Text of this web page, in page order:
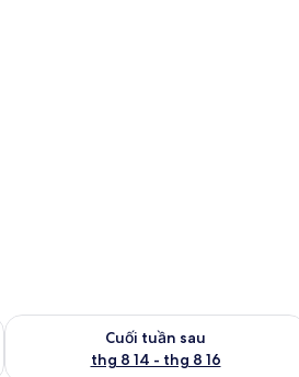
thg 8 7 - thg 8 9
Cuối tuần sau
thg 8 14 - thg 8 16
Kiểm tra lượng phòng cuối tuần tới từ